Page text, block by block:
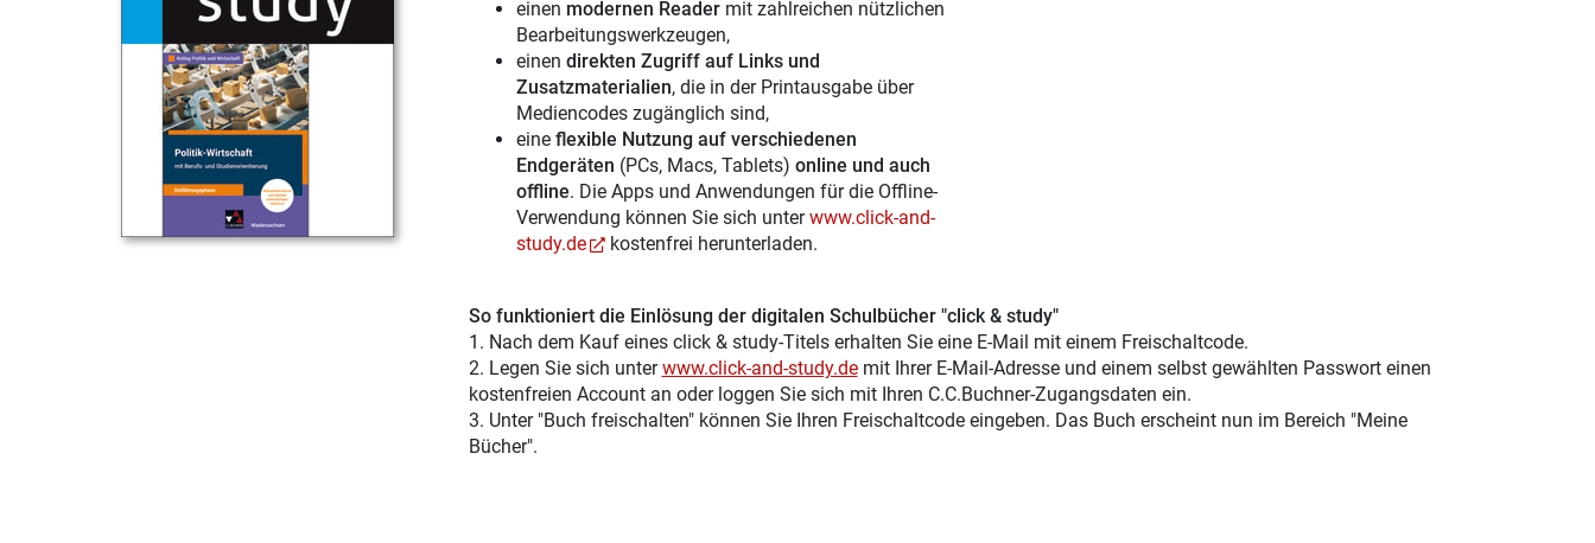
einen modernen Readermit zahlreichen nützlichen
Bearbeitungswerkzeugen,
einen direkten Zugriff auf Links und
Zusatzmaterialien, die in der Printausgabe über
Mediencodes zugänglich sind,
eine flexible Nutzung auf verschiedenen
Endgeräten (PCs, Macs, Tablets) online und auch
offline. Die Apps und Anwendungen für die Offline-
Verwendung können Sie sich unterwww.click-and-
study.de
kostenfrei herunterladen.
So funktioniert die Einlösung der digitalen Schulbücher "click & study"
1. Nach dem Kauf eines click & study-Titels erhalten Sie eine E-Mail mit einem Freischaltcode.
2. Legen Sie sich unterwww.click-and-study.demit Ihrer E-Mail-Adresse und einem selbst gewählten Passwort einen
kostenfreien Account an oder loggen Sie sich mit Ihren C.C.Buchner-Zugangsdaten ein.
3. Unter "Buch freischalten" können Sie Ihren Freischaltcode eingeben. Das Buch erscheint nun im Bereich "Meine
Bücher".